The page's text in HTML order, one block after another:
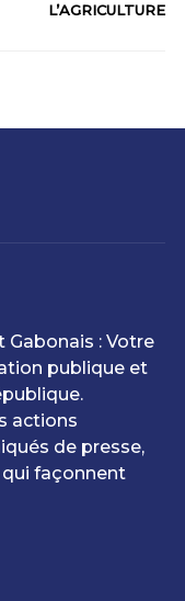
L’AGRICULTURE
Gabonais : Votre
publique et
actions
de presse,
qui façonnent